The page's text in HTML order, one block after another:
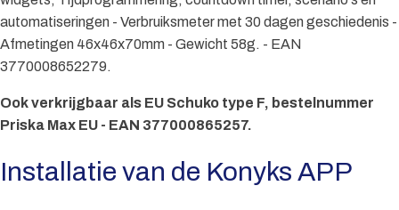
automatiseringen - Verbruiksmeter met 30 dagen geschiedenis -
Afmetingen 46x46x70mm - Gewicht 58g. - EAN
3770008652279.
Ook verkrijgbaar als EU Schuko type F, bestelnummer
Priska Max EU - EAN 377000865257.
Installatie van de Konyks APP